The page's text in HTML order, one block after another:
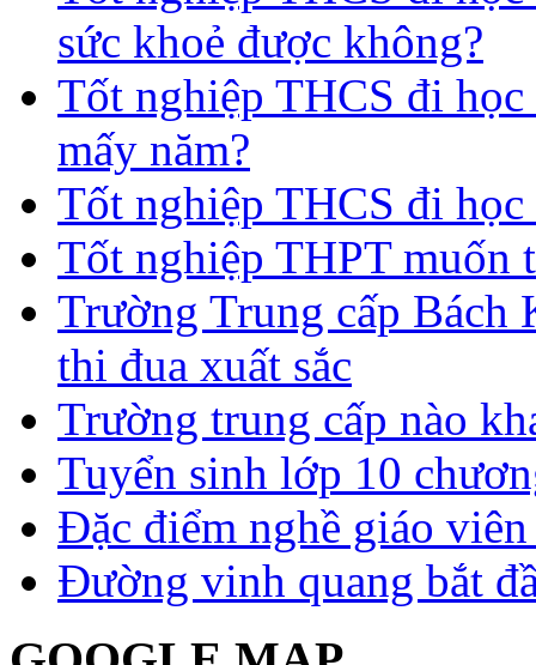
sức khoẻ được không?
Tốt nghiệp THCS đi
mấy năm?
Tốt nghiệp THCS đi
Tốt nghiệp THPT muốn
Trường Trung cấp Bách
thi đua xuất sắc
Trường trung cấp nào
Tuyển sinh lớp 10
Đặc điểm nghề giáo
Đường vinh quang bắt